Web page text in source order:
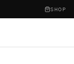
SHOP